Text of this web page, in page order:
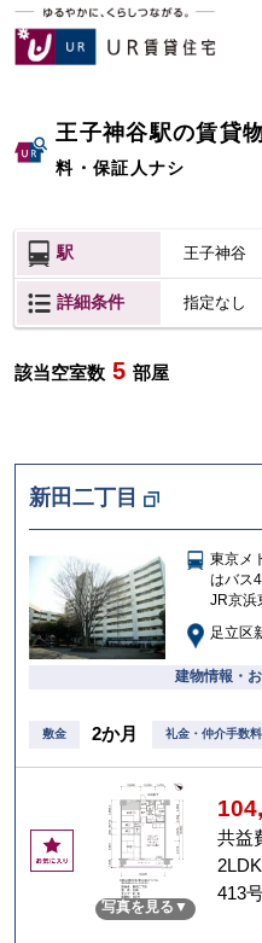
王子神谷駅の賃貸
料・保証人ナシ
駅 王子神谷
詳細条件 指定なし
該当空室数 5 部屋
新田二丁目
東京メ
はバス
JR京浜
足立区
建物情報・
敷金 2か月 礼金・仲介手数
お
気
写真を見る
共益
413